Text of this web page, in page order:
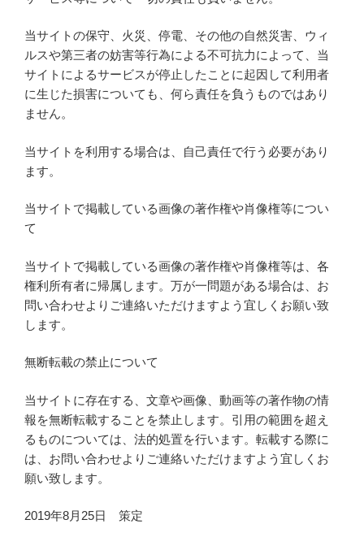
当サイトの保守、火災、停電、その他の自然災害、ウィ
ルスや第三者の妨害等行為による不可抗力によって、当
サイトによるサービスが停止したことに起因して利用者
に生じた損害についても、何ら責任を負うものではあり
ません。
当サイトを利用する場合は、自己責任で行う必要があり
ます。
当サイトで掲載している画像の著作権や肖像権等につい
て
当サイトで掲載している画像の著作権や肖像権等は、各
権利所有者に帰属します。万が一問題がある場合は、お
問い合わせよりご連絡いただけますよう宜しくお願い致
します。
無断転載の禁止について
当サイトに存在する、文章や画像、動画等の著作物の情
報を無断転載することを禁止します。引用の範囲を超え
るものについては、法的処置を行います。転載する際に
は、お問い合わせよりご連絡いただけますよう宜しくお
願い致します。
2019年8月25日 策定